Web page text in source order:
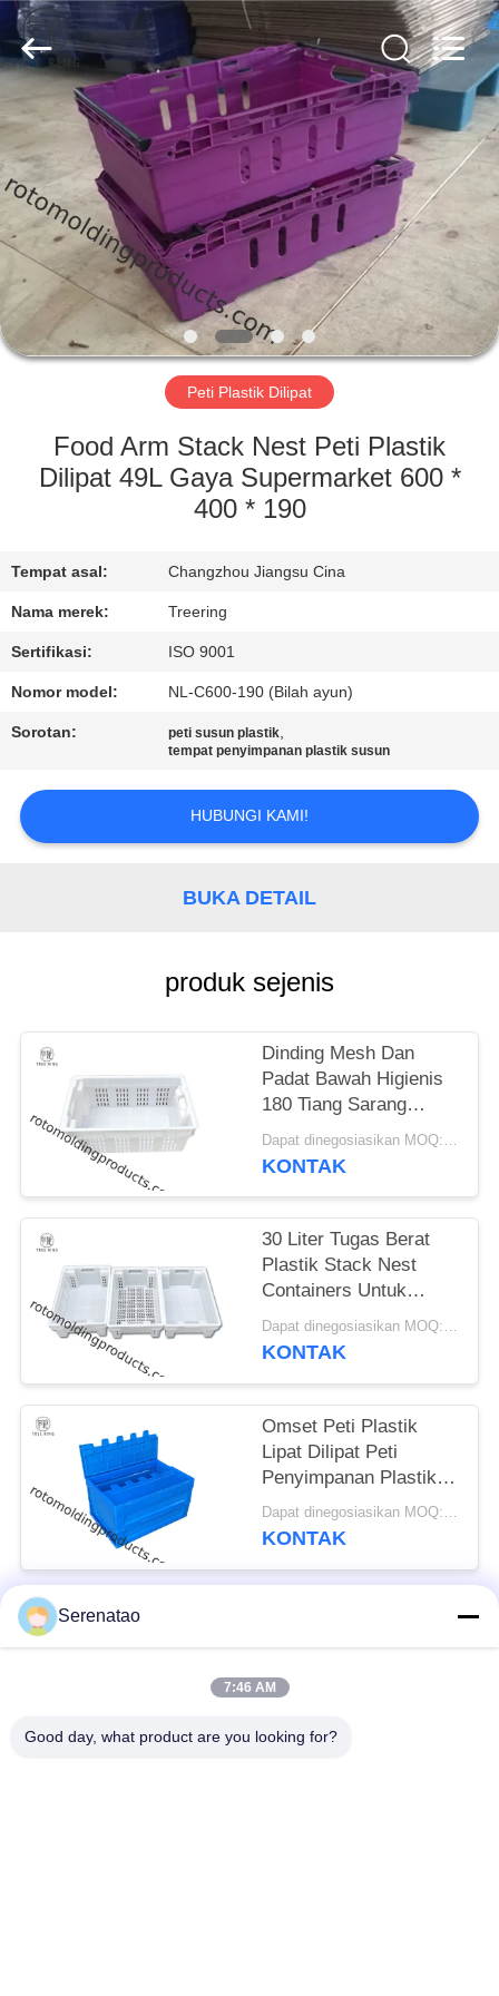
RUMAH
PRODUK
VIDEO
TENTANG
KAMI
TUR
PABRIK
KUALITAS
HUBUNGI
KAMI
PERMINTAAN
PENAWARAN
Treering
Plastics
CO.,
ltd.
All
Rights
Peti Plastik Dilipat
Food Arm Stack Nest Peti Plastik
Dilipat 49L Gaya Supermarket 600 *
400 * 190
Tempat asal: Changzhou Jiangsu Cina
Nama merek: Treering
Sertifikasi: ISO 9001
Nomor model: NL-C600-190 (Bilah ayun)
Sorotan: peti susun plastik,
tempat penyimpanan plastik susun
HUBUNGI KAMI!
BUKA DETAIL
produk sejenis
Dinding Mesh Dan
Padat Bawah Higienis
180 Tiang Sarang
Memancing Totes
Untuk Buah Pertanian
Dapat dinegosiasikan MOQ:Negosiasi
KONTAK
30 Liter Tugas Berat
Plastik Stack Nest
Containers Untuk
Pengolahan Pangan
Umum
Dapat dinegosiasikan MOQ:Negosiasi
KONTAK
Omset Peti Plastik
Lipat Dilipat Peti
Penyimpanan Plastik
Pindah Dengan Tutup Dapat dinegosiasikan MOQ:Negosiasi
KONTAK
Bad Request
Serenatao
7:46 AM
Good day, what product are you looking for?